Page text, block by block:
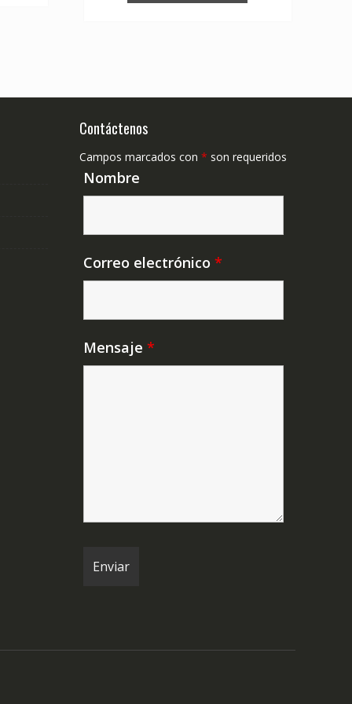
Contáctenos
Campos marcados con * son requeridos
Nombre
Correo electrónico *
Mensaje *